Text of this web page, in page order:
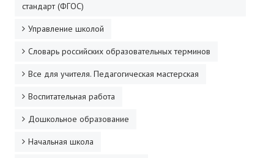
стандарт (ФГОС)
Управление школой
Словарь российских образовательных терминов
Все для учителя. Педагогическая мастерская
Воспитательная работа
Дошкольное образование
Начальная школа